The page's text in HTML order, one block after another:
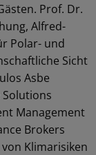
Prof. Dr.
Alfred-
Polar- und
Sicht
Asbe
Management
Brokers
Klimarisiken